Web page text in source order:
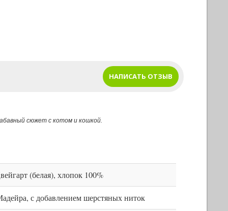
НАПИСАТЬ ОТЗЫВ
сюжет с котом и кошкой.
(белая), хлопок 100%
с добавлением шерстяных ниток